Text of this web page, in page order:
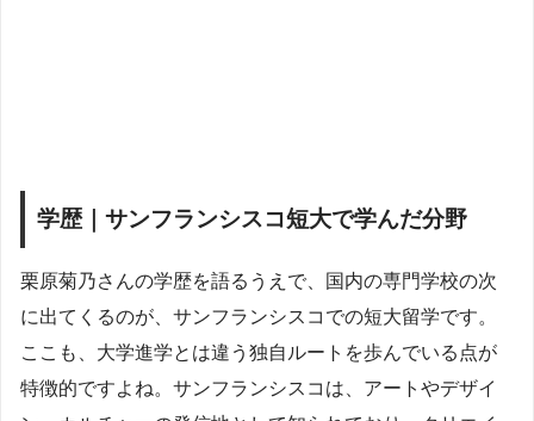
学歴｜サンフランシスコ短大で学んだ分野
栗原菊乃さんの学歴を語るうえで、国内の専門学校の次
に出てくるのが、サンフランシスコでの短大留学です。
ここも、大学進学とは違う独自ルートを歩んでいる点が
特徴的ですよね。サンフランシスコは、アートやデザイ